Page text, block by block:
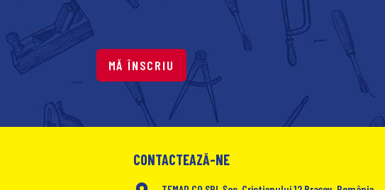
MĂ ÎNSCRIU
CONTACTEAZĂ-NE